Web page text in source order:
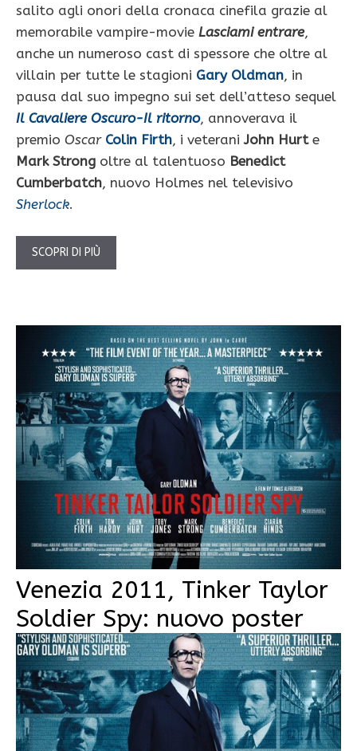
salito agli onori della cronaca cinefila grazie al
memorabile vampire-movie Lasciami entrare,
anche un numeroso cast di spessore che oltre al
villain per tutte le stagioni Gary Oldman, in
pausa dal suo impegno sui set dell’atteso sequel
Il Cavaliere Oscuro-Il ritorno, annoverava il
premio Oscar Colin Firth, i veteraniJohn Hurte
Mark Strong oltre al talentuoso Benedict
Cumberbatch, nuovo Holmes nel televisivo
Sherlock.
SCOPRI DI PIÙ
Venezia 2011, Tinker Taylor
Soldier Spy: nuovo poster